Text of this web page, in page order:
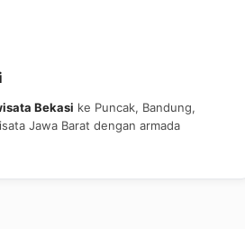
Bekasi ke Puncak, Bandung,
Jawa Barat dengan armada